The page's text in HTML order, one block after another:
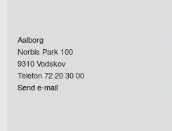
Aalborg
Norbis Park 100
9310Vodskov
Telefon 72 20 30 00
Send e-mail